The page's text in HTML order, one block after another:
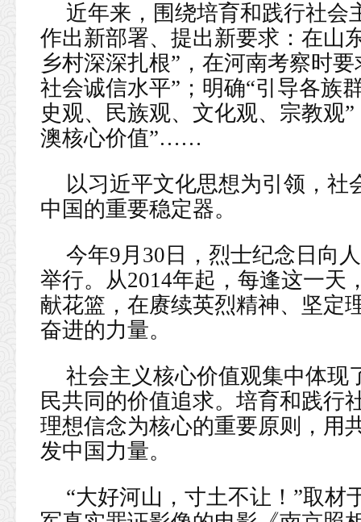
近年来，围绕培育和践行社会
作出新部署、提出新要求：在山
乡村深深扎根”，在河南考察时
社会诚信水平”；明确“引导各族
史观、民族观、文化观、宗教观
澳核心价值”……
以习近平文化思想为引领，社
中国的重要稳定器。
今年9月30日，烈士纪念日向
举行。从2014年起，每逢这一天
献花篮，在赓续英烈精神、坚定
奋进的力量。
社会主义核心价值观集中体现
民共同的价值追求。培育和践行
理想信念为核心的重要原则，用
发中国力量。
“大好河山，寸土不让！”取材